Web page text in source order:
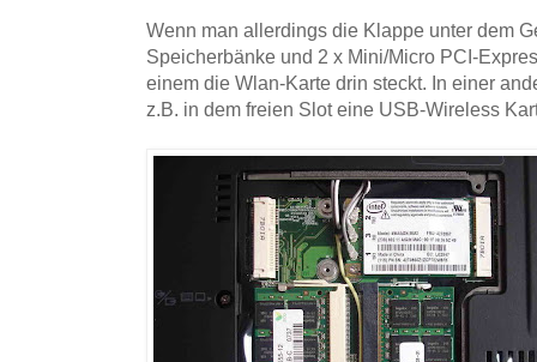
Wenn man allerdings die Klappe unter dem
Speicherbänke und 2 x Mini/Micro PCI-
einem die Wlan-Karte drin steckt. In einer
z.B. in dem freien Slot eine USB-Wireless